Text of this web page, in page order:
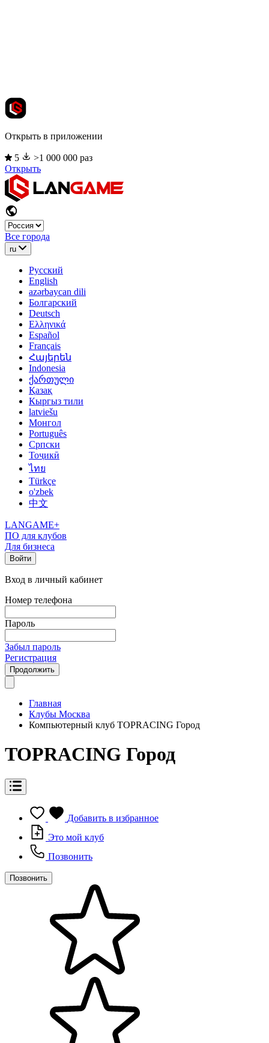
Открыть в приложении
5
>1 000 000 раз
Открыть
Все города
ru
Русский
English
azərbaycan dili
Болгарский
Deutsch
Ελληνικά
Español
Français
Հայերեն
Indonesia
ქართული
Қазақ
Кыргыз тили
latviešu
Монгол
Português
Српски
Тоҷикӣ
ไทย
Türkçe
o'zbek
中文
LANGAME+
ПО для клубов
Для бизнеса
Войти
Вход в личный кабинет
Номер телефона
Пароль
Забыл пароль
Регистрация
Продолжить
Главная
Клубы Москва
Компьютерный клуб TOPRACING Город
TOPRACING Город
Добавить в избранное
Это мой клуб
Позвонить
Позвонить